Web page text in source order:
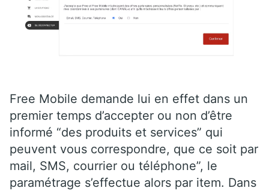
Free Mobile demande lui en effet dans un
premier temps d’accepter ou non d’être
informé “des produits et services” qui
peuvent vous correspondre, que ce soit par
mail, SMS, courrier ou téléphone”, le
paramétrage s’effectue alors par item. Dans